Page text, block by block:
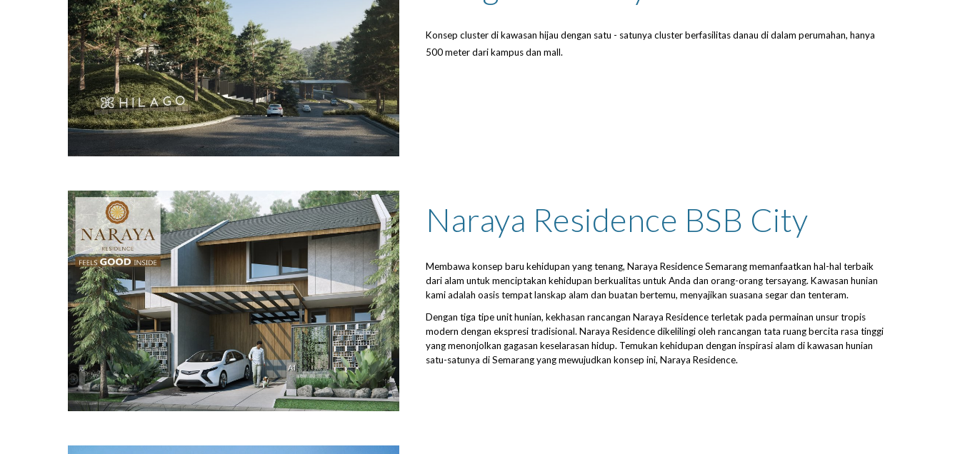
Konsep cluster di kawasan hijau dengan satu - satunya cluster berfasilitas danau di dalam perumahan, hanya
500 meter dari kampus dan mall.
Naraya Residence BSB City
Membawa konsep baru kehidupan yang tenang, Naraya Residence Semarang memanfaatkan hal-hal terbaik
dari alam untuk menciptakan kehidupan berkualitas untuk Anda dan orang-orang tersayang. Kawasan hunian
kami adalah oasis tempat lanskap alam dan buatan bertemu, menyajikan suasana segar dan tenteram.
Dengan tiga tipe unit hunian, kekhasan rancangan Naraya Residence terletak pada permainan unsur tropis
modern dengan ekspresi tradisional. Naraya Residence dikelilingi oleh rancangan tata ruang bercita rasa tinggi
yang menonjolkan gagasan keselarasan hidup. Temukan kehidupan dengan inspirasi alam di kawasan hunian
satu-satunya di Semarang yang mewujudkan konsep ini, Naraya Residence.